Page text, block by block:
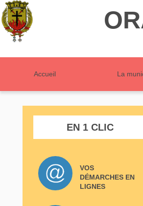
Accueil La
EN 1 CLIC
VOS
DÉMARCHES EN
LIGNES